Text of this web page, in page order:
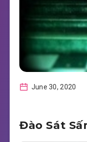
June 30, 2020
Đào Sát